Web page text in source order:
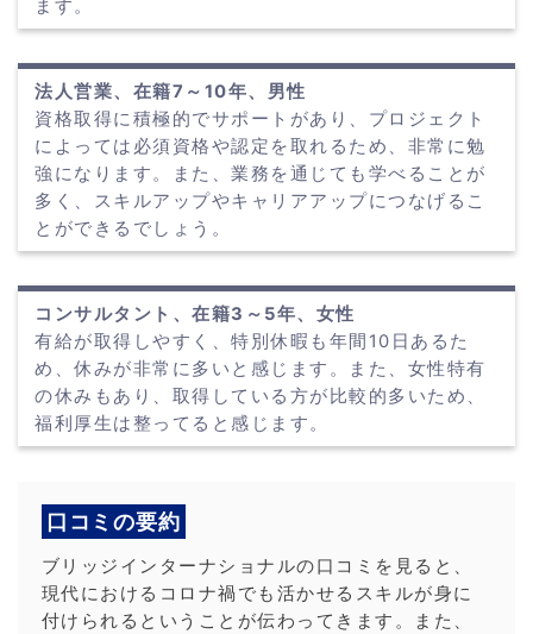
ます。
法人営業、在籍7～10年、男性
資格取得に積極的でサポートがあり、プロジェクト
によっては必須資格や認定を取れるため、非常に勉
強になります。また、業務を通じても学べることが
多く、スキルアップやキャリアアップにつなげるこ
とができるでしょう。
コンサルタント、在籍3～5年、女性
有給が取得しやすく、特別休暇も年間10日あるた
め、休みが非常に多いと感じます。また、女性特有
の休みもあり、取得している方が比較的多いため、
福利厚生は整ってると感じます。
口コミの要約
ブリッジインターナショナルの口コミを見ると、
現代におけるコロナ禍でも活かせるスキルが身に
付けられるということが伝わってきます。また、